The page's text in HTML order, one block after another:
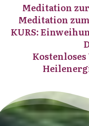
Meditation
Meditation
KURS: